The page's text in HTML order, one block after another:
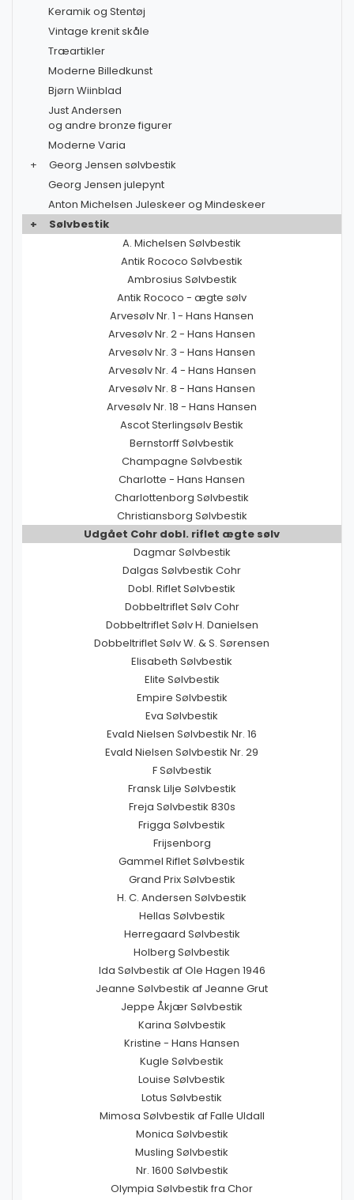
Keramik og Stentøj
Vintage krenit skåle
Træartikler
Moderne Billedkunst
Bjørn Wiinblad
Just Andersen
og andre bronze figurer
Moderne Varia
+
Georg Jensen sølvbestik
Georg Jensen julepynt
Anton Michelsen Juleskeer og Mindeskeer
+
Sølvbestik
A. Michelsen Sølvbestik
Antik Rococo Sølvbestik
Ambrosius Sølvbestik
Antik Rococo - ægte sølv
Arvesølv Nr. 1 - Hans Hansen
Arvesølv Nr. 2 - Hans Hansen
Arvesølv Nr. 3 - Hans Hansen
Arvesølv Nr. 4 - Hans Hansen
Arvesølv Nr. 8 - Hans Hansen
Arvesølv Nr. 18 - Hans Hansen
Ascot Sterlingsølv Bestik
Bernstorff Sølvbestik
Champagne Sølvbestik
Charlotte - Hans Hansen
Charlottenborg Sølvbestik
Christiansborg Sølvbestik
Udgået Cohr dobl. riflet ægte sølv
Dagmar Sølvbestik
Dalgas Sølvbestik Cohr
Dobl. Riflet Sølvbestik
Dobbeltriflet Sølv Cohr
Dobbeltriflet Sølv H. Danielsen
Dobbeltriflet Sølv W. & S. Sørensen
Elisabeth Sølvbestik
Elite Sølvbestik
Empire Sølvbestik
Eva Sølvbestik
Evald Nielsen Sølvbestik Nr. 16
Evald Nielsen Sølvbestik Nr. 29
F Sølvbestik
Fransk Lilje Sølvbestik
Freja Sølvbestik 830s
Frigga Sølvbestik
Frijsenborg
Gammel Riflet Sølvbestik
Grand Prix Sølvbestik
H. C. Andersen Sølvbestik
Hellas Sølvbestik
Herregaard Sølvbestik
Holberg Sølvbestik
Ida Sølvbestik af Ole Hagen 1946
Jeanne Sølvbestik af Jeanne Grut
Jeppe Åkjær Sølvbestik
Karina Sølvbestik
Kristine - Hans Hansen
Kugle Sølvbestik
Louise Sølvbestik
Lotus Sølvbestik
Mimosa Sølvbestik af Falle Uldall
Monica Sølvbestik
Musling Sølvbestik
Nr. 1600 Sølvbestik
Olympia Sølvbestik fra Chor